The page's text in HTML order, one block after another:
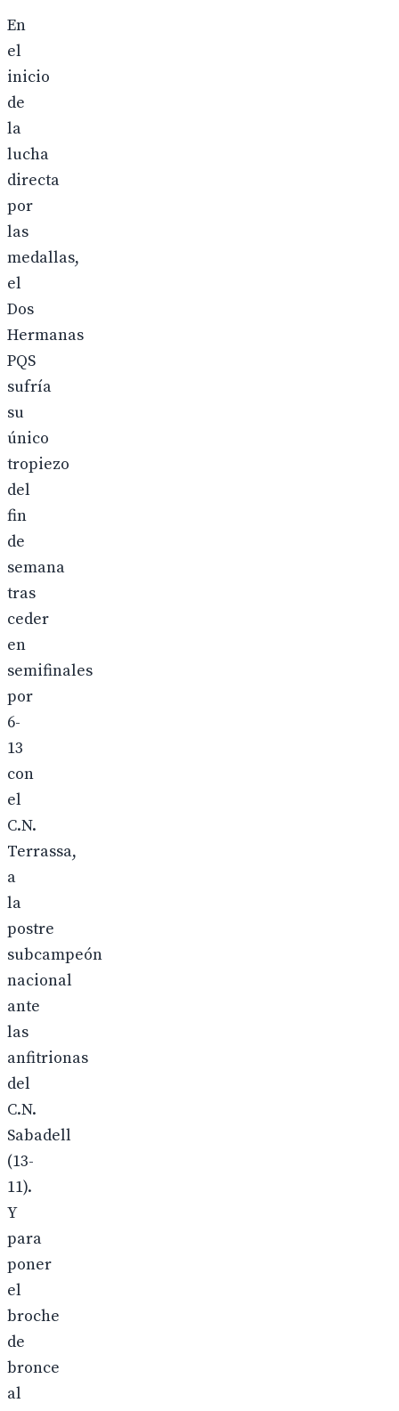
En
el
inicio
de
la
lucha
directa
por
las
medallas,
el
Dos
Hermanas
PQS
sufría
su
único
tropiezo
del
fin
de
semana
tras
ceder
en
semifinales
por
6-
13
con
el
C.N.
Terrassa,
a
la
postre
subcampeón
nacional
ante
las
anfitrionas
del
C.N.
Sabadell
(13-
11).
Y
para
poner
el
broche
de
bronce
al